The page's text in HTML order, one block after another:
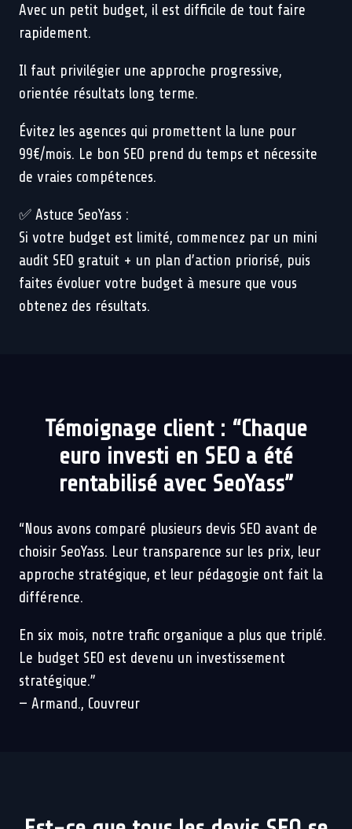
Avec un petit budget, il est difficile de tout faire
rapidement.
Il faut privilégier une approche progressive,
orientée résultats long terme.
Évitez les agences qui promettent la lune pour
99€/mois. Le bon SEO prend du temps et nécessite
de vraies compétences.
✅ Astuce SeoYass :
Si votre budget est limité, commencez par un mini
audit SEO gratuit + un plan d’action priorisé, puis
faites évoluer votre budget à mesure que vous
obtenez des résultats.
Témoignage client : “Chaque
euro investi en SEO a été
rentabilisé avec SeoYass”
“Nous avons comparé plusieurs devis SEO avant de
choisir SeoYass. Leur transparence sur les prix, leur
approche stratégique, et leur pédagogie ont fait la
différence.
En six mois, notre trafic organique a plus que triplé.
Le budget SEO est devenu un investissement
stratégique.”
— Armand., Couvreur